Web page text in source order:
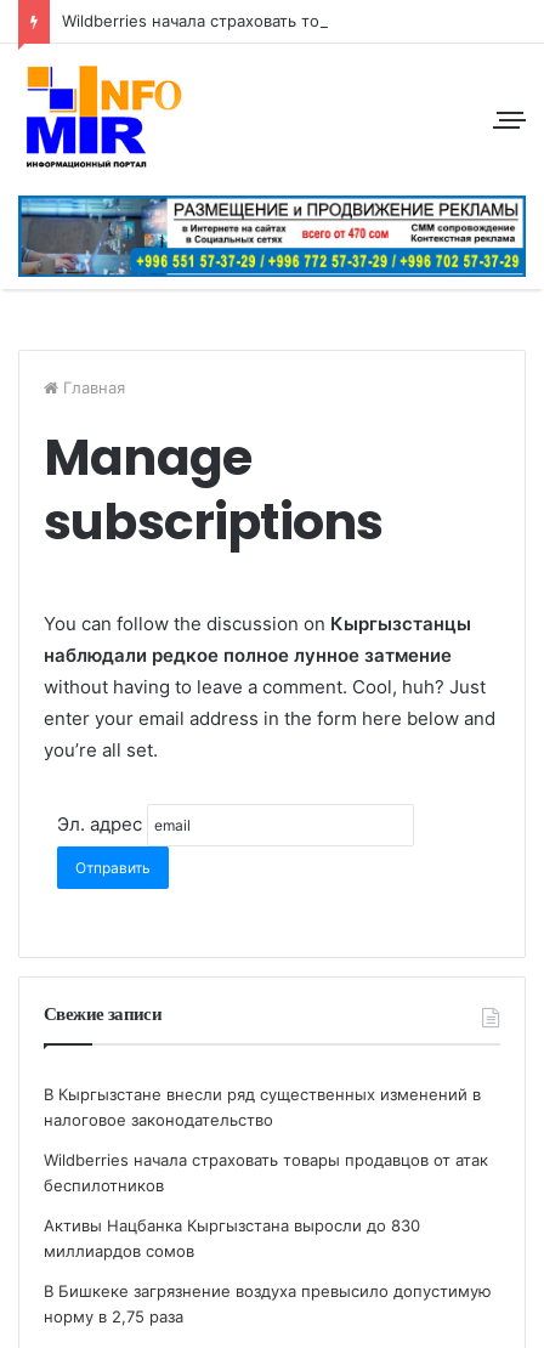
Главная
Manage
subscriptions
You can follow the discussion on Кыргызстанцы
наблюдали редкое полное лунное затмение
without having to leave a comment. Cool, huh? Just
enter your email address in the form here below and
you’re all set.
Эл. адрес
Свежие записи
В Кыргызстане внесли ряд существенных изменений в
налоговое законодательство
Wildberries начала страховать товары продавцов от атак
беспилотников
Активы Нацбанка Кыргызстана выросли до 830
миллиардов сомов
В Бишкеке загрязнение воздуха превысило допустимую
норму в 2,75 раза